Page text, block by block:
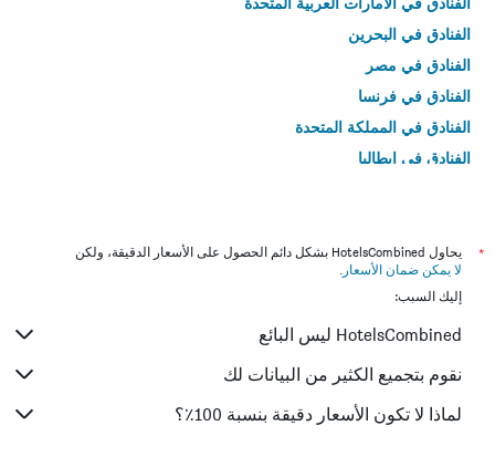
الفنادق في البحرين
الفنادق في مصر
الفنادق في فرنسا
الفنادق في المملكة المتحدة
الفنادق في إيطاليا
*
يحاول HotelsCombined بشكل دائم الحصول على الأسعار الدقيقة، ولكن
لا يمكن ضمان الأسعار .
إليك السبب:
HotelsCombined ليس البائع
نقوم بتجميع الكثير من البيانات لك
لماذا لا تكون الأسعار دقيقة بنسبة 100٪؟